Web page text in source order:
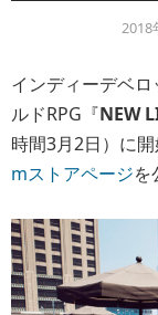
2018
インディーデベ
ルドRPG『NEW
時間3月2日）に
mストアページを